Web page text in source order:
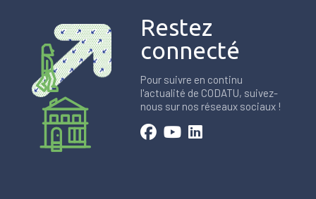
Restez
connecté
Pour suivre en continu
l'actualité de CODATU, suivez-
nous sur nos réseaux sociaux !